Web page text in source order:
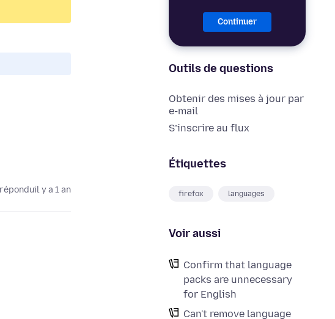
Continuer
Outils de questions
Obtenir des mises à jour par
e-mail
S’inscrire au flux
Étiquettes
firefox languages
Voir aussi
Confirm that language
packs are unnecessary
for English
Can't remove language
il y a 1 an